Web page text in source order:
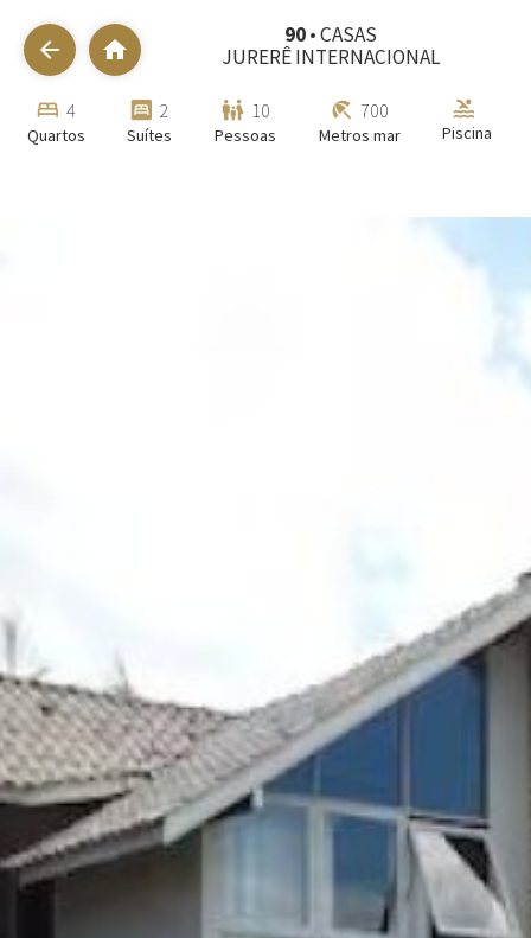
arrow_back home
90• CASAS
JURERÊ INTERNACIONAL
bed 4
Quartos
bedroom_parent 2
Suítes
family_restroom 10
Pessoas
beach_access 700
Metros mar
pool
Piscina